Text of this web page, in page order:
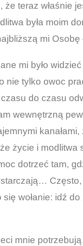
teraz właśnie
była moim
mi
mi było
nie tylko owoc
do czasu
wewnętrzną
życie i
dotrzeć tam,
wołanie: idź
mnie